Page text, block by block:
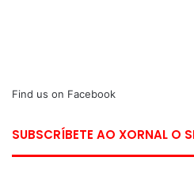
Find us on Facebook
SUBSCRÍBETE AO XORNAL O